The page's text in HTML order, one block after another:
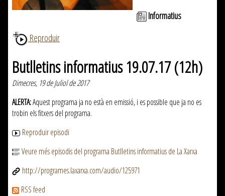
Informatius
Reproduir
Butlletins informatius 19.07.17 (12h)
Dimecres, 19 de Juliol de 2017
ALERTA:Aquest programa ja no està en emissió, i es possible que ja no es
trobin els fitxers del programa.
Reproduir episodi
Veure més episodis del programa Butlletins informatius de La Xarxa
http://programes.laxarxa.com/audio/125971
RSS feed